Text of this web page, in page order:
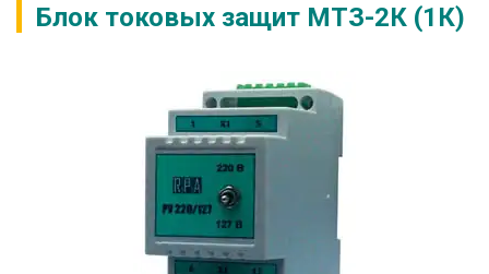
Блок токовых защит МТЗ-2К (1К)